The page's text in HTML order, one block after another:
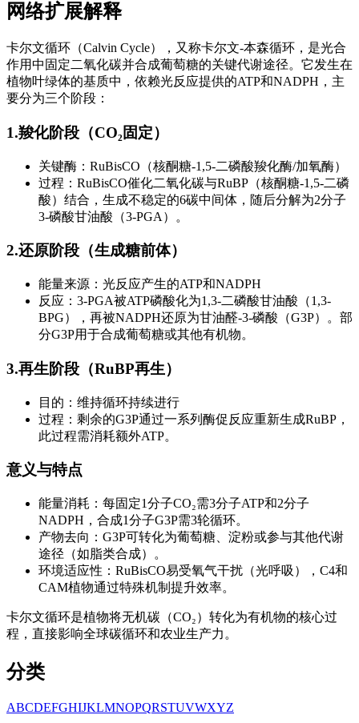
网络扩展解释
卡尔文循环（Calvin Cycle），又称卡尔文-本森循环，是光合
作用中固定二氧化碳并合成葡萄糖的关键代谢途径。它发生在
植物叶绿体的基质中，依赖光反应提供的ATP和NADPH，主
要分为三个阶段：
1.羧化阶段（CO₂固定）
关键酶：RuBisCO（核酮糖-1,5-二磷酸羧化酶/加氧酶）
过程：RuBisCO催化二氧化碳与RuBP（核酮糖-1,5-二磷
酸）结合，生成不稳定的6碳中间体，随后分解为2分子
3-磷酸甘油酸（3-PGA）。
2.还原阶段（生成糖前体）
能量来源：光反应产生的ATP和NADPH
反应：3-PGA被ATP磷酸化为1,3-二磷酸甘油酸（1,3-
BPG），再被NADPH还原为甘油醛-3-磷酸（G3P）。部
分G3P用于合成葡萄糖或其他有机物。
3.再生阶段（RuBP再生）
目的：维持循环持续进行
过程：剩余的G3P通过一系列酶促反应重新生成RuBP，
此过程需消耗额外ATP。
意义与特点
能量消耗：每固定1分子CO₂需3分子ATP和2分子
NADPH，合成1分子G3P需3轮循环。
产物去向：G3P可转化为葡萄糖、淀粉或参与其他代谢
途径（如脂类合成）。
环境适应性：RuBisCO易受氧气干扰（光呼吸），C4和
CAM植物通过特殊机制提升效率。
卡尔文循环是植物将无机碳（CO₂）转化为有机物的核心过
程，直接影响全球碳循环和农业生产力。
分类
ABCDEFGHIJKLMNOPQRSTUVWXYZ